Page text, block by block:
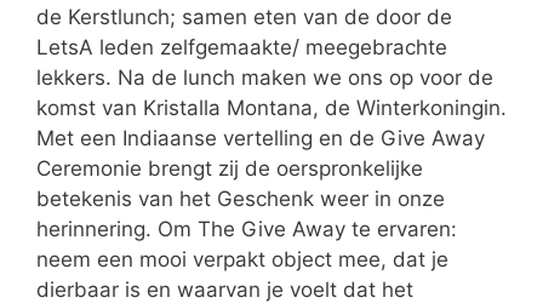
de Kerstlunch; samen eten van de door de
LetsA leden zelfgemaakte/ meegebrachte
lekkers. Na de lunch maken we ons op voor de
komst van Kristalla Montana, de Winterkoningin.
Met een Indiaanse vertelling en de Give Away
Ceremonie brengt zij de oerspronkelijke
betekenis van het Geschenk weer in onze
herinnering. Om The Give Away te ervaren:
neem een mooi verpakt object mee, dat je
dierbaar is en waarvan je voelt dat het